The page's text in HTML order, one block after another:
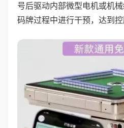
号后驱动内部微型电机或机械
码牌过程中进行干预，达到控